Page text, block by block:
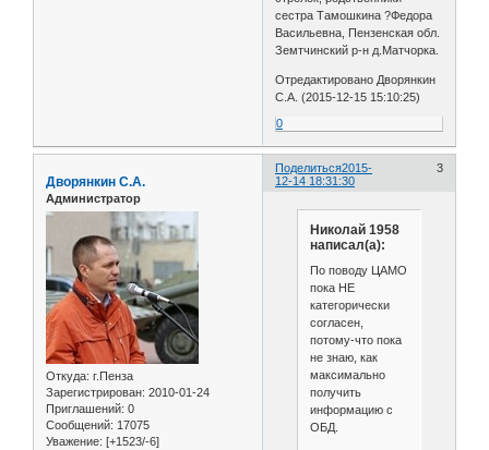
сестра Тамошкина ?Федора
Васильевна, Пензенская обл.
Земтчинский р-н д.Матчорка.
Отредактировано Дворянкин
С.А. (2015-12-15 15:10:25)
0
Поделиться 3
2015-
12-14 18:31:30
Дворянкин С.А.
Администратор
Откуда: г.Пенза
Зарегистрирован: 2010-01-24
Приглашений: 0
Сообщений: 17075
Уважение: [+1523/-6]
Николай 1958
написал(а):
По поводу ЦАМО
пока НЕ
категорически
согласен,
потому-что пока
не знаю, как
максимально
получить
информацию с
ОБД.